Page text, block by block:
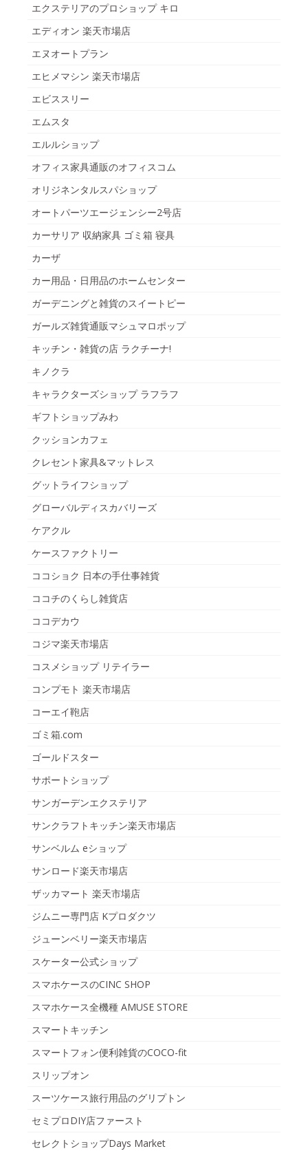
エクステリアのプロショップ キロ
エディオン 楽天市場店
エヌオートプラン
エヒメマシン 楽天市場店
エビススリー
エムスタ
エルルショップ
オフィス家具通販のオフィスコム
オリジネンタルスパショップ
オートパーツエージェンシー2号店
カーサリア 収納家具 ゴミ箱 寝具
カーザ
カー用品・日用品のホームセンター
ガーデニングと雑貨のスイートピー
ガールズ雑貨通販マシュマロポップ
キッチン・雑貨の店 ラクチーナ!
キノクラ
キャラクターズショップ ラフラフ
ギフトショップみわ
クッションカフェ
クレセント家具&マットレス
グットライフショップ
グローバルディスカバリーズ
ケアクル
ケースファクトリー
ココショク 日本の手仕事雑貨
ココチのくらし雑貨店
ココデカウ
コジマ楽天市場店
コスメショップ リテイラー
コンプモト 楽天市場店
コーエイ鞄店
ゴミ箱.com
ゴールドスター
サポートショップ
サンガーデンエクステリア
サンクラフトキッチン楽天市場店
サンベルム eショップ
サンロード楽天市場店
ザッカマート 楽天市場店
ジムニー専門店 Kプロダクツ
ジューンベリー楽天市場店
スケーター公式ショップ
スマホケースのCINC SHOP
スマホケース全機種 AMUSE STORE
スマートキッチン
スマートフォン便利雑貨のCOCO-fit
スリップオン
スーツケース旅行用品のグリプトン
セミプロDIY店ファースト
セレクトショップDays Market